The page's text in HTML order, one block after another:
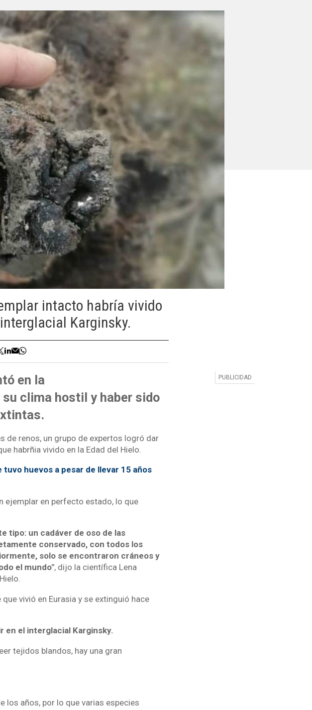
intacto habría vivido
Karginsky.
en la
clima hostil y haber sido
de renos, un grupo de expertos logró dar
habrñia vivido en la Edad del Hielo.
huevos a pesar de llevar 15 años
ejemplar en perfecto estado, lo que
tipo: un cadáver de oso de las
conservado, con todos los
solo se encontraron cráneos y
el mundo", dijo la científica Lena
vivió en Eurasia y se extinguió hace
en el interglacial Karginsky.
tejidos blandos, hay una gran
los años, por lo que varias especies